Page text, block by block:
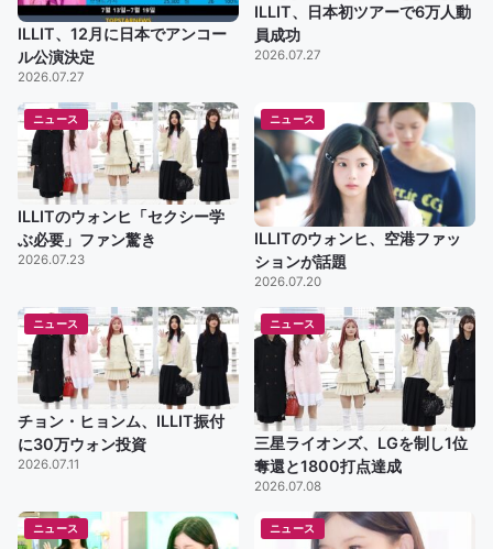
ILLIT、12月に日本でアンコー
ル公演決定
2026.07.27
ILLIT、日本初ツアーで6万人動
員成功
2026.07.27
ニュース
ILLITのウォンヒ「セクシー学
ぶ必要」ファン驚き
2026.07.23
ニュース
ILLITのウォンヒ、空港ファッ
ションが話題
2026.07.20
ニュース
チョン・ヒョンム、ILLIT振付
に30万ウォン投資
2026.07.11
ニュース
三星ライオンズ、LGを制し1位
奪還と1800打点達成
2026.07.08
ニュース ニュース